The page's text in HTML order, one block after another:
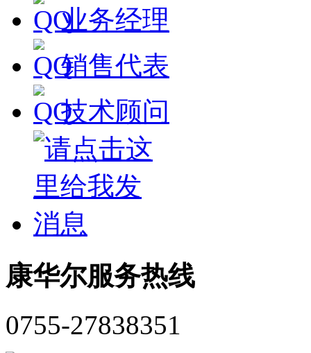
业务经理
销售代表
技术顾问
康华尔服务热线
0755-27838351